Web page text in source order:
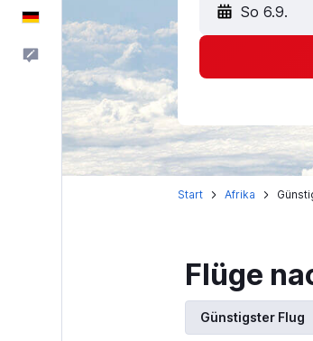
Feedback
So 6.9.
Start Afrika
Flüge
Günstigster Flug